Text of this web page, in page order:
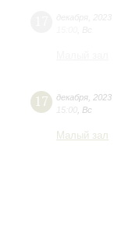
17 декабря 2023
15:00 Вс
Малый зал